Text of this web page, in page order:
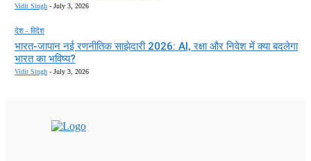
Vidit Singh - July 3, 2026
देश - विदेश
भारत-जापान नई रणनीतिक साझेदारी 2026: AI, रक्षा और निवेश में क्या बदलेगा
भारत का भविष्य?
Vidit Singh - July 3, 2026